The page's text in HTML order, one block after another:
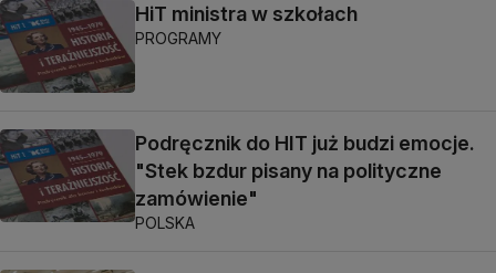
HiT ministra w szkołach
PROGRAMY
Podręcznik do HIT już budzi emocje.
"Stek bzdur pisany na polityczne
zamówienie"
POLSKA